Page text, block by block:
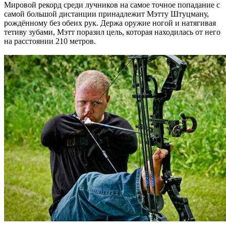
Мировой рекорд среди лучников на самое точное попадание с
самой большой дистанции принадлежит Мэтту Штуцману,
рождённому без обеих рук. Держа оружие ногой и натягивая
тетиву зубами, Мэтт поразил цель, которая находилась от него
на расстоянии 210 метров.